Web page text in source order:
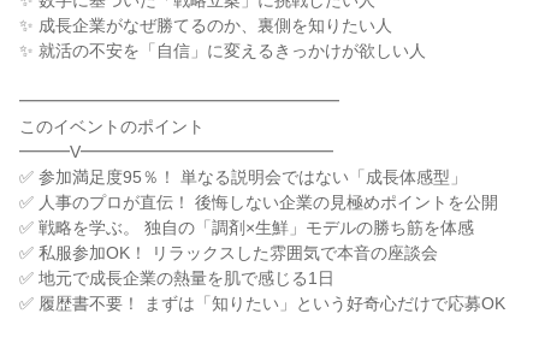
✨ 成長企業がなぜ勝てるのか、裏側を知りたい人
✨ 就活の不安を「自信」に変えるきっかけが欲しい人
━━━━━━━━━━━━━━━━━━━
このイベントのポイント
━━━V━━━━━━━━━━━━━━━
✅ 参加満足度95％！ 単なる説明会ではない「成長体感型」
✅ 人事のプロが直伝！ 後悔しない企業の見極めポイントを公開
✅ 戦略を学ぶ。 独自の「調剤×生鮮」モデルの勝ち筋を体感
✅ 私服参加OK！ リラックスした雰囲気で本音の座談会
✅ 地元で成長企業の熱量を肌で感じる1日
✅ 履歴書不要！ まずは「知りたい」という好奇心だけで応募OK